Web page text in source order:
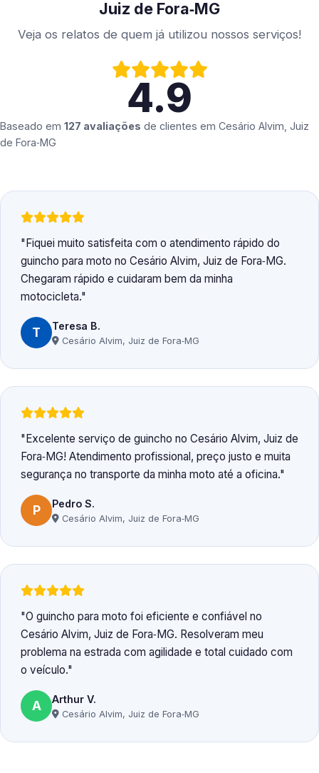
Juiz de Fora‑MG
Veja os relatos de quem já utilizou nossos serviços!
4.9
Baseado em 127 avaliações de clientes em Cesário Alvim, Juiz
de Fora‑MG
Fiquei muito satisfeita com o atendimento rápido do
guincho para moto no Cesário Alvim, Juiz de Fora‑MG.
Chegaram rápido e cuidaram bem da minha
motocicleta.
T Teresa B.
Cesário Alvim, Juiz de Fora‑MG
Excelente serviço de guincho no Cesário Alvim, Juiz de
Fora‑MG! Atendimento profissional, preço justo e muita
segurança no transporte da minha moto até a oficina.
P Pedro S.
Cesário Alvim, Juiz de Fora‑MG
O guincho para moto foi eficiente e confiável no
Cesário Alvim, Juiz de Fora‑MG. Resolveram meu
problema na estrada com agilidade e total cuidado com
o veículo.
A Arthur V.
Cesário Alvim, Juiz de Fora‑MG